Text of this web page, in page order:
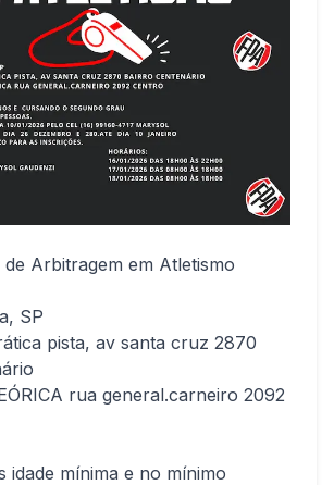
Arbitragem em Atletismo
SP
pista, av santa cruz 2870
rua general.carneiro 2092
idade mínima e no mínimo